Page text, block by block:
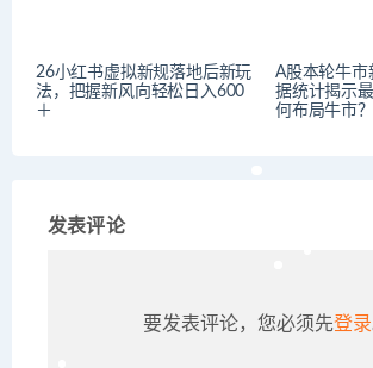
26小红书虚拟新规落地后新玩
法，把握新风向轻松日入600
＋
A股本轮牛市
据统计揭示
何布局牛市？
发表评论
要发表评论，您必须先登录